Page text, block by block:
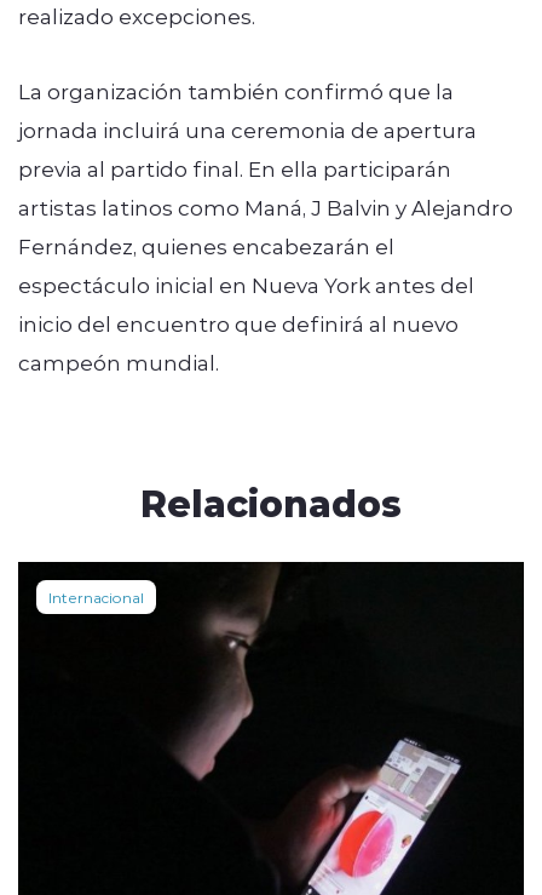
realizado excepciones.
La organización también confirmó que la
jornada incluirá una ceremonia de apertura
previa al partido final. En ella participarán
artistas latinos como Maná, J Balvin y Alejandro
Fernández, quienes encabezarán el
espectáculo inicial en Nueva York antes del
inicio del encuentro que definirá al nuevo
campeón mundial.
Relacionados
Internacional